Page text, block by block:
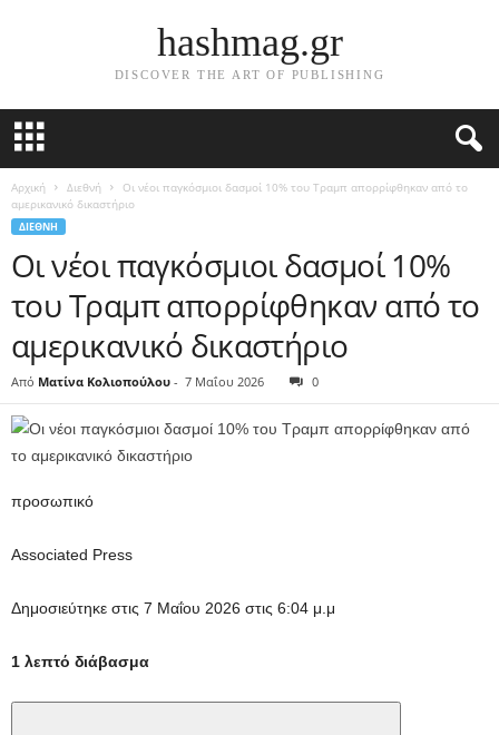
hashmag.gr
DISCOVER THE ART OF PUBLISHING
Αρχική Διεθνή
Οι νέοι παγκόσμιοι δασμοί 10% του Τραμπ απορρίφθηκαν από το
αμερικανικό δικαστήριο
ΔΙΕΘΝΉ
Οι νέοι παγκόσμιοι δασμοί 10%
του Τραμπ απορρίφθηκαν από το
αμερικανικό δικαστήριο
Από Ματίνα Κολιοπούλου - 7 Μαΐου 2026 0
προσωπικό
Associated Press
Δημοσιεύτηκε στις 7 Μαΐου 2026 στις 6:04 μ.μ
1 λεπτό διάβασμα